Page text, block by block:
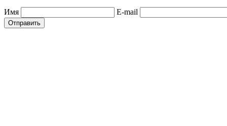
Имя E-mail